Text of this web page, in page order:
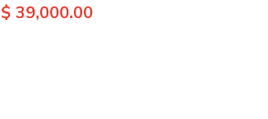
$ 39,000.00